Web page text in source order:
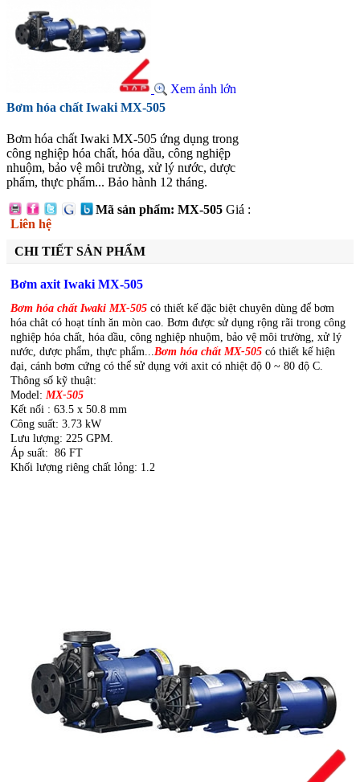
Xem ảnh lớn
Bơm hóa chất Iwaki MX-505
Bơm hóa chất Iwaki MX-505 ứng dụng trong
công nghiệp hóa chất, hóa dầu, công nghiệp
nhuộm, bảo vệ môi trường, xử lý nước, dược
phẩm, thực phẩm... Bảo hành 12 tháng.
Mã sản phẩm: MX-505 Giá :
Liên hệ
CHI TIẾT SẢN PHẨM
Bơm axit Iwaki MX-505
Bơm hóa chất Iwaki MX-505 có thiết kế đặc biệt chuyên dùng để bơm
hóa chât có hoạt tính ăn mòn cao. Bơm được sử dụng rộng rãi trong công
nghiệp hóa chất, hóa dầu, công nghiệp nhuộm, bảo vệ môi trường, xử lý
nước, dược phẩm, thực phẩm...Bơm hóa chất MX-505 có thiết kế hiện
đại, cánh bơm cứng có thể sử dụng với axit có nhiệt độ 0 ~ 80 độ C.
Thông số kỹ thuật:
Model: MX-505
Kết nối : 63.5 x 50.8 mm
Công suất: 3.73 kW
Lưu lượng: 225 GPM.
Áp suất: 86 FT
Khối lượng riêng chất lỏng: 1.2